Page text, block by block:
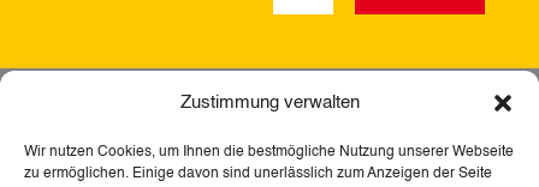
Zustimmung verwalten
Wir nutzen Cookies, um Ihnen die bestmögliche Nutzung unserer Webseite
zu ermöglichen. Einige davon sind unerlässlich zum Anzeigen der Seite